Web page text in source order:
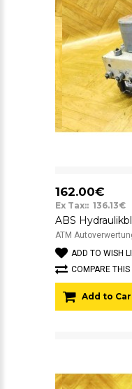
162.00€
Ex Tax:: 136.13€
ATM
ADD TO WISH
COMPARE
Add to